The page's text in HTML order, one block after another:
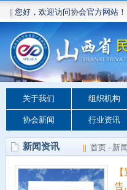
|| 您好，欢迎访问协会官方网站！
关于我们 组织机构
协会新闻 行业资讯
新闻资讯 || 首页- 新